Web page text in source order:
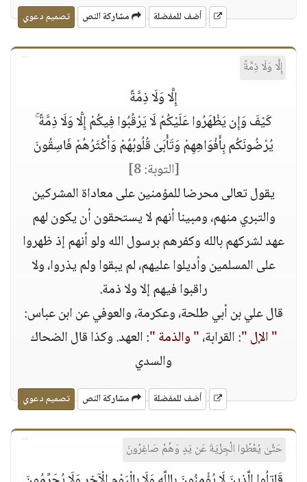
أضف للمفضلة مشاركة النص تصميم دعوي
إِلًّا وَلَا ذِمَّةً
إِلًّا وَلَا ذِمَّةً
كَيْفَ وَإِن يَظْهَرُوا عَلَيْكُمْ لَا يَرْقُبُوا فِيكُمْ إِلًّا وَلَا ذِمَّةً ۚ
يُرْضُونَكُم بِأَفْوَاهِهِمْ وَتَأْبَىٰ قُلُوبُهُمْ وَأَكْثَرُهُمْ فَاسِقُونَ
[التوبة: 8]
يقول تعالى محرضا للمؤمنين على معاداة المشركين
والتبري منهم، ومبينا أنهم لا يستحقون أن يكون لهم
عهد لشركهم بالله وكفرهم برسول الله ولو أنهم إذ ظهروا
على المسلمين وأديلوا عليهم، لم يبقوا ولم يذروا، ولا
راقبوا فيهم إلا ولا ذمة.
قال علي بن أبي طلحة، وعكرمة، والعوفي عن ابن عباس:
" الإل ": القرابة،" والذمة ": العهد. وكذا قال الضحاك
والسدي
أضف للمفضلة مشاركة النص تصميم دعوي
حَتَّىٰ يُعْطُوا الْجِزْيَةَ عَن يَدٍ وَهُمْ صَاغِرُونَ